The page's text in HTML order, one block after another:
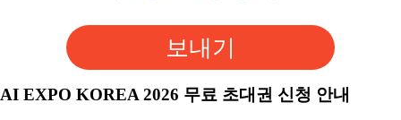
보내기
AI EXPO KOREA 2026 무료 초대권 신청 안내